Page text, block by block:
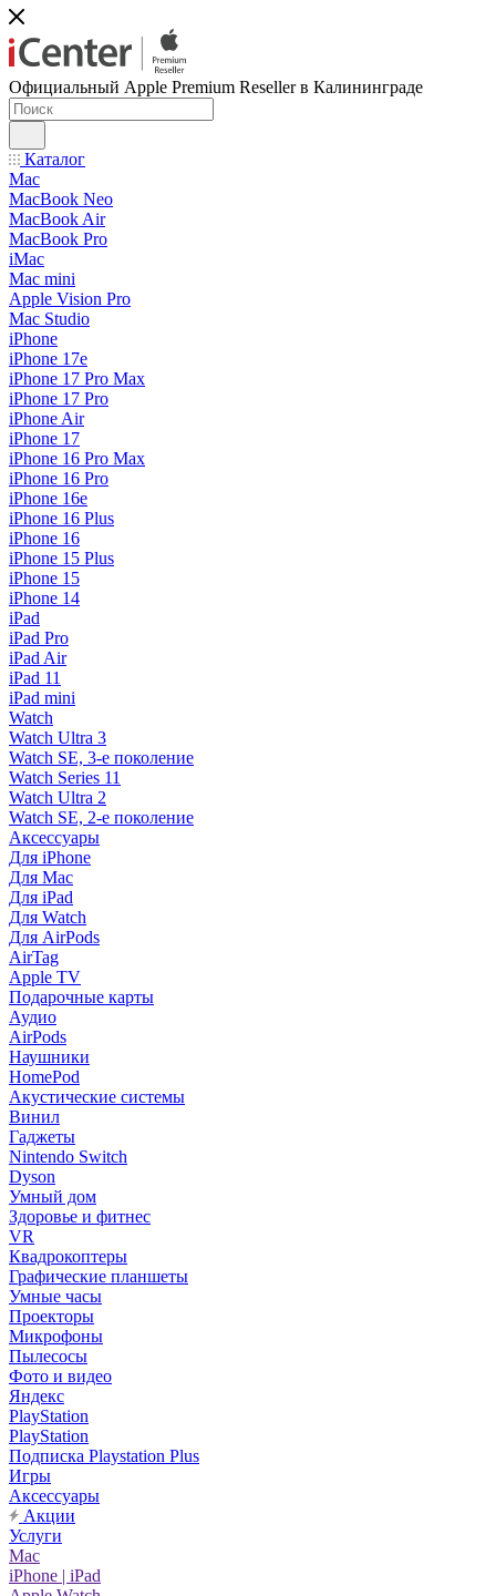
Официальный Apple Premium Reseller в Калининграде
Каталог
Mac
MacBook Neo
MacBook Air
MacBook Pro
iMac
Mac mini
Apple Vision Pro
Mac Studio
iPhone
iPhone 17e
iPhone 17 Pro Max
iPhone 17 Pro
iPhone Air
iPhone 17
iPhone 16 Pro Max
iPhone 16 Pro
iPhone 16e
iPhone 16 Plus
iPhone 16
iPhone 15 Plus
iPhone 15
iPhone 14
iPad
iPad Pro
iPad Air
iPad 11
iPad mini
Watch
Watch Ultra 3
Watch SE, 3-е поколение
Watch Series 11
Watch Ultra 2
Watch SE, 2-е поколение
Аксессуары
Для iPhone
Для Mac
Для iPad
Для Watch
Для AirPods
AirTag
Apple TV
Подарочные карты
Аудио
AirPods
Наушники
HomePod
Акустические системы
Винил
Гаджеты
Nintendo Switch
Dyson
Умный дом
Здоровье и фитнес
VR
Квадрокоптеры
Графические планшеты
Умные часы
Проекторы
Микрофоны
Пылесосы
Фото и видео
Яндекс
PlayStation
PlayStation
Подписка Playstation Plus
Игры
Аксессуары
Акции
Услуги
Mac
iPhone | iPad